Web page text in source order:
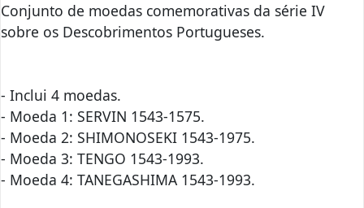
Conjunto de moedas comemorativas da série IV
sobre os Descobrimentos Portugueses.
- Inclui 4 moedas.
- Moeda 1: SERVIN 1543-1575.
- Moeda 2: SHIMONOSEKI 1543-1975.
- Moeda 3: TENGO 1543-1993.
- Moeda 4: TANEGASHIMA 1543-1993.